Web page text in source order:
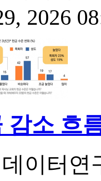
2026
감소 흐
이터연